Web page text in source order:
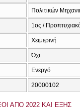
Πολιτικών
1ος /
Χειμερινή
Όχι
Ενεργό
20000102
ΑΠΟ 2022 ΚΑΙ ΕΞΗΣ